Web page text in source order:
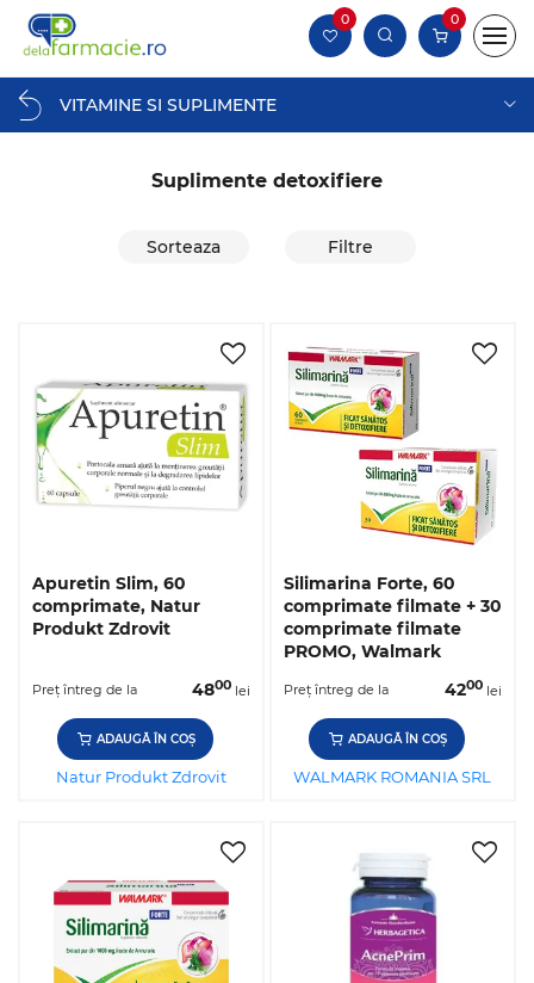
0 0
VITAMINE SI SUPLIMENTE
Suplimente detoxifiere
Sorteaza Filtre
Apuretin Slim, 60
comprimate, Natur
Produkt Zdrovit
Preț întreg de la 4800 lei
ADAUGĂ ÎN COȘ
Natur Produkt Zdrovit
Silimarina Forte, 60
comprimate filmate + 30
comprimate filmate
PROMO, Walmark
Preț întreg de la 4200 lei
ADAUGĂ ÎN COȘ
WALMARK ROMANIA SRL